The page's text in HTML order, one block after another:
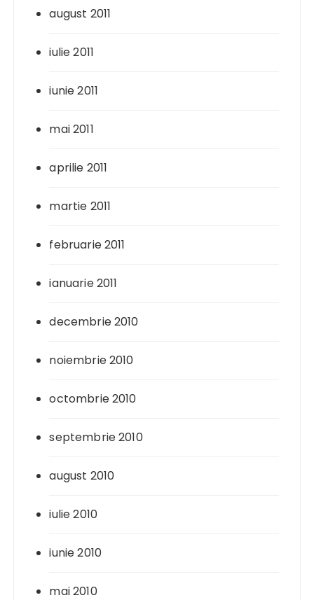
august 2011
iulie 2011
iunie 2011
mai 2011
aprilie 2011
martie 2011
februarie 2011
ianuarie 2011
decembrie 2010
noiembrie 2010
octombrie 2010
septembrie 2010
august 2010
iulie 2010
iunie 2010
mai 2010